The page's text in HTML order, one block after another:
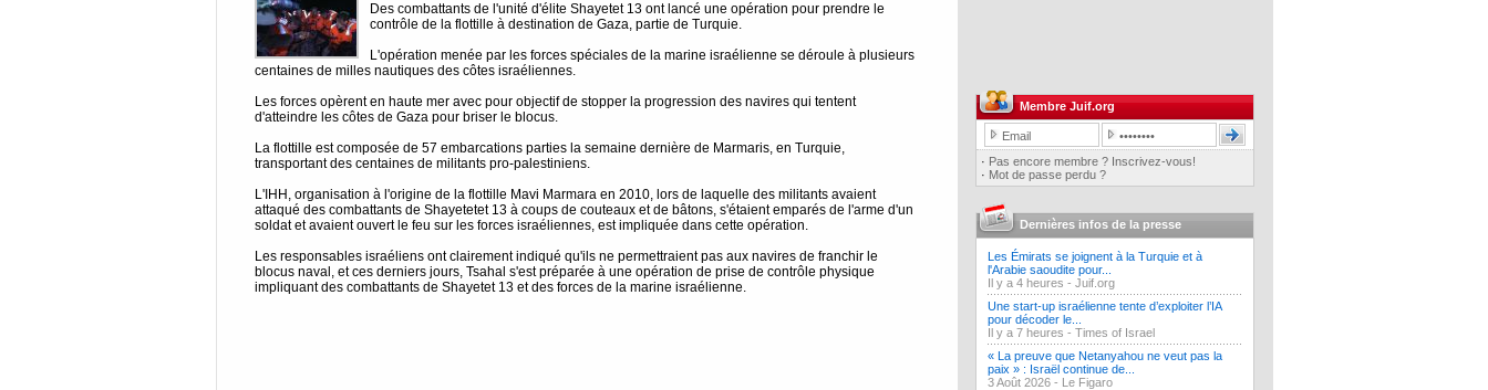
Des combattants de l'unité d'élite Shayetet 13 ont lancé une opération pour prendre le
contrôle de la flottille à destination de Gaza, partie de Turquie.
L'opération menée par les forces spéciales de la marine israélienne se déroule à plusieurs
centaines de milles nautiques des côtes israéliennes.
Les forces opèrent en haute mer avec pour objectif de stopper la progression des navires qui tentent
d'atteindre les côtes de Gaza pour briser le blocus.
La flottille est composée de 57 embarcations parties la semaine dernière de Marmaris, en Turquie,
transportant des centaines de militants pro-palestiniens.
L'IHH, organisation à l'origine de la flottille Mavi Marmara en 2010, lors de laquelle des militants avaient
attaqué des combattants de Shayetetet 13 à coups de couteaux et de bâtons, s'étaient emparés de l'arme d'un
soldat et avaient ouvert le feu sur les forces israéliennes, est impliquée dans cette opération.
Les responsables israéliens ont clairement indiqué qu'ils ne permettraient pas aux navires de franchir le
blocus naval, et ces derniers jours, Tsahal s'est préparée à une opération de prise de contrôle physique
impliquant des combattants de Shayetet 13 et des forces de la marine israélienne.
Membre Juif.org
· Pas encore membre ? Inscrivez-vous!
· Mot de passe perdu ?
Dernières infos de la presse
Les Émirats se joignent à la Turquie et à
l'Arabie saoudite pour...
Il y a 4 heures - Juif.org
Une start-up israélienne tente d’exploiter l’IA
pour décoder le...
Il y a 7 heures - Times of Israel
« La preuve que Netanyahou ne veut pas la
paix » : Israël continue de...
3 Août 2026 - Le Figaro